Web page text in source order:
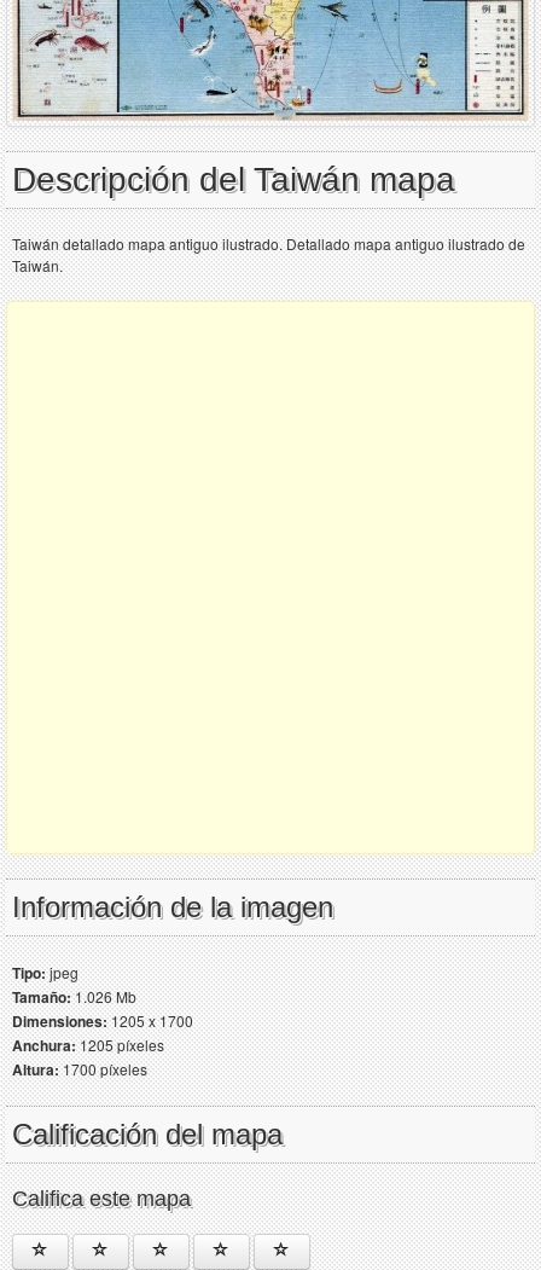
Descripción del Taiwán mapa
Taiwán detallado mapa antiguo ilustrado. Detallado mapa antiguo ilustrado de
Taiwán.
Información de la imagen
Tipo:jpeg
Tamaño:1.026 Mb
Dimensiones:1205 x 1700
Anchura:1205 píxeles
Altura:1700 píxeles
Calificación del mapa
Califica este mapa